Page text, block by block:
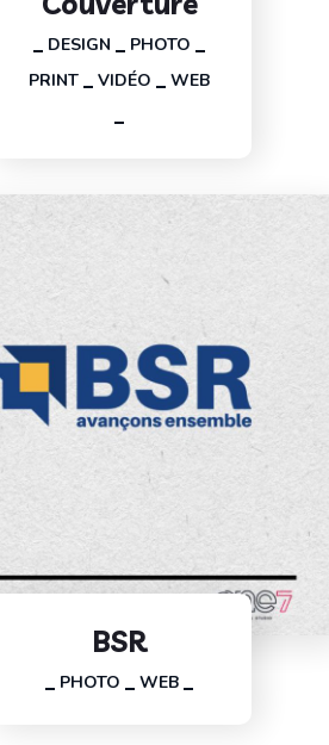
DESIGN
PHOTO
PRINT
VIDÉO WEB
BSR
PHOTO WEB